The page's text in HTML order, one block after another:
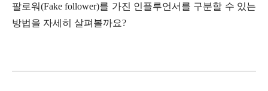
팔로워(Fake follower)를 가진 인플루언서를 구분할 수 있는
방법을 자세히 살펴볼까요?